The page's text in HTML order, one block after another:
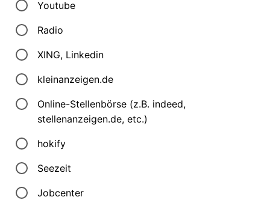
Youtube
Radio
XING, Linkedin
kleinanzeigen.de
Online-Stellenbörse (z.B. indeed,
stellenanzeigen.de, etc.)
hokify
Seezeit
Jobcenter